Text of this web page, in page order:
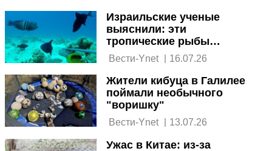
Израильские ученые
выяснили: эти
тропические рыбы
вскоре захватят
Средиземное море
Вести-Ynet | 16.07.26
Жители кибуца в Галилее
поймали необычного
"воришку"
Вести-Ynet 13.07.26
Ужас в Китае: из-за